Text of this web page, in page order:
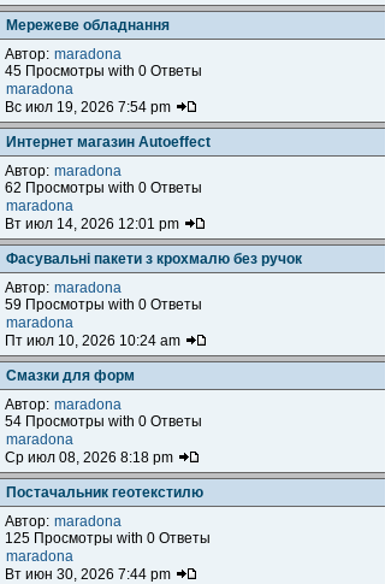
Мережеве обладнання
Автор: maradona
45 Просмотры with 0 Ответы
maradona
Вс июл 19, 2026 7:54 pm
Интернет магазин Autoeffect
Автор: maradona
62 Просмотры with 0 Ответы
maradona
Вт июл 14, 2026 12:01 pm
Фасувальні пакети з крохмалю без ручок
Автор: maradona
59 Просмотры with 0 Ответы
maradona
Пт июл 10, 2026 10:24 am
Смазки для форм
Автор: maradona
54 Просмотры with 0 Ответы
maradona
Ср июл 08, 2026 8:18 pm
Постачальник геотекстилю
Автор: maradona
125 Просмотры with 0 Ответы
maradona
Вт июн 30, 2026 7:44 pm